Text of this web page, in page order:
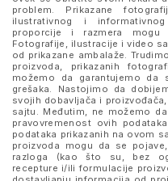
problem. Prikazane
ilustrativnog i
proporcije i razmera
Fotografije, ilustracije i video
od prikazane ambalaže.
proizvoda, prikazanih
možemo da garantujemo da
grešaka. Nastojimo da
svojih dobavljača i
sajtu. Međutim, ne možemo
pravovremenost ovih
podataka prikazanih na ovom
proizvoda mogu da se
razloga (kao što su, bez
recepture i/ili formulacije